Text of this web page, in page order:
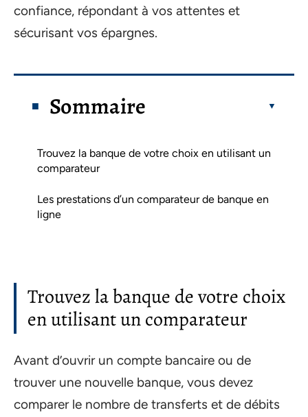
confiance, répondant à vos attentes et
sécurisant vos épargnes.
Sommaire
Trouvez la banque de votre choix en utilisant un
comparateur
Les prestations d’un comparateur de banque en
ligne
Trouvez la banque de votre choix
en utilisant un comparateur
Avant d’ouvrir un compte bancaire ou de
trouver une nouvelle banque, vous devez
comparer le nombre de transferts et de débits